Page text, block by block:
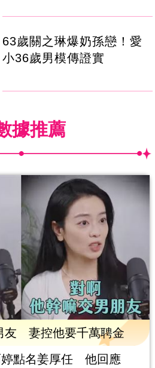
63歲關之琳爆奶孫戀！愛
小36歲男模傳證實
據推薦
友 妻控他要千萬聘金
婷點名姜厚任 他回應